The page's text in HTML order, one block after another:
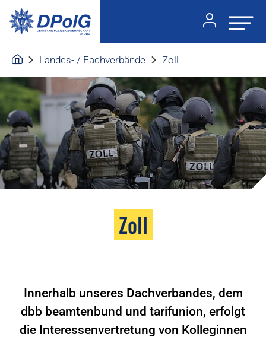
Landes- / Fachverbände Zoll
Zoll
Innerhalb unseres Dachverbandes, dem
dbb beamtenbund und tarifunion, erfolgt
die Interessenvertretung von Kolleginnen